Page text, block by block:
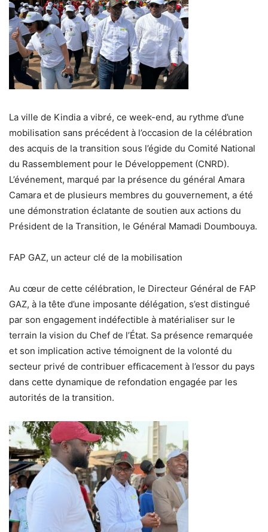
La ville de Kindia a vibré, ce week-end, au rythme d’une
mobilisation sans précédent à l’occasion de la célébration
des acquis de la transition sous l’égide du Comité National
du Rassemblement pour le Développement (CNRD).
L’événement, marqué par la présence du général Amara
Camara et de plusieurs membres du gouvernement, a été
une démonstration éclatante de soutien aux actions du
Président de la Transition, le Général Mamadi Doumbouya.
FAP GAZ, un acteur clé de la mobilisation
Au cœur de cette célébration, le Directeur Général de FAP
GAZ, à la tête d’une imposante délégation, s’est distingué
par son engagement indéfectible à matérialiser sur le
terrain la vision du Chef de l’État. Sa présence remarquée
et son implication active témoignent de la volonté du
secteur privé de contribuer efficacement à l’essor du pays
dans cette dynamique de refondation engagée par les
autorités de la transition.